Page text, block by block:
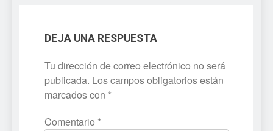
DEJA UNA RESPUESTA
Tu dirección de correo electrónico no será
publicada. Los campos obligatorios están
marcados con *
Comentario *